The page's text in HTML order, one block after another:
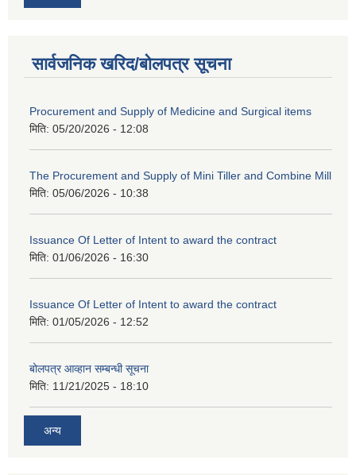
सार्वजनिक खरिद/बोलपत्र सूचना
Procurement and Supply of Medicine and Surgical items
मिति: 05/20/2026 - 12:08
The Procurement and Supply of Mini Tiller and Combine Mill
मिति: 05/06/2026 - 10:38
Issuance Of Letter of Intent to award the contract
मिति: 01/06/2026 - 16:30
Issuance Of Letter of Intent to award the contract
मिति: 01/05/2026 - 12:52
बोलपत्र आव्हान सम्बन्धी सूचना
मिति: 11/21/2025 - 18:10
अन्य